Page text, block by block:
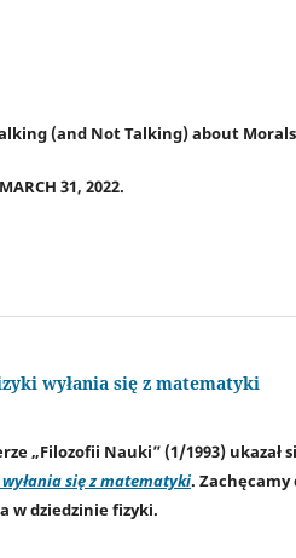
(and Not Talking) about
31, 2022.
wyłania się z matematyki
„Filozofii Nauki” (1/1993) ukazał
się z matematyki.
w dziedzinie fizyki.